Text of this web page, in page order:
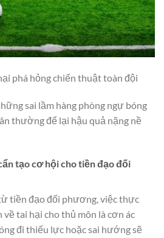
phá hỏng chiến thuật toàn đội
sai lầm hàng phòng ngự bóng
thường để lại hậu quả nặng nề
tạo cơ hội cho tiền đạo đối
tiền đạo đối phương, việc thực
tai hại cho thủ môn là cơn ác
đi thiếu lực hoặc sai hướng sẽ